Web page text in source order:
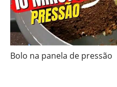
Bolo na panela de pressão